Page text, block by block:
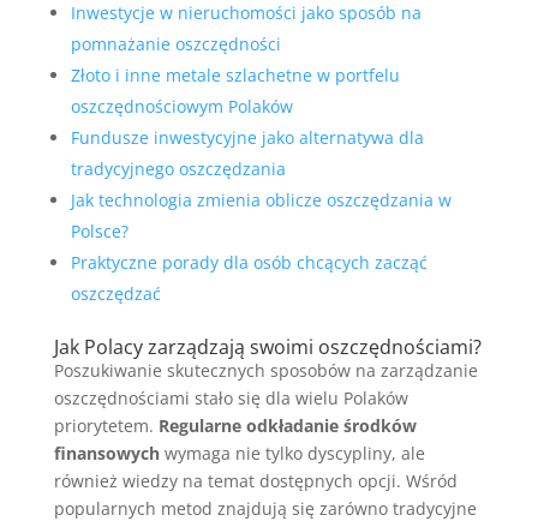
Inwestycje w nieruchomości jako sposób na
pomnażanie oszczędności
Złoto i inne metale szlachetne w portfelu
oszczędnościowym Polaków
Fundusze inwestycyjne jako alternatywa dla
tradycyjnego oszczędzania
Jak technologia zmienia oblicze oszczędzania w
Polsce?
Praktyczne porady dla osób chcących zacząć
oszczędzać
Jak Polacy zarządzają swoimi oszczędnościami?
Poszukiwanie skutecznych sposobów na zarządzanie
oszczędnościami stało się dla wielu Polaków
priorytetem. Regularne odkładanie środków
finansowychwymaga nie tylko dyscypliny, ale
również wiedzy na temat dostępnych opcji. Wśród
popularnych metod znajdują się zarówno tradycyjne